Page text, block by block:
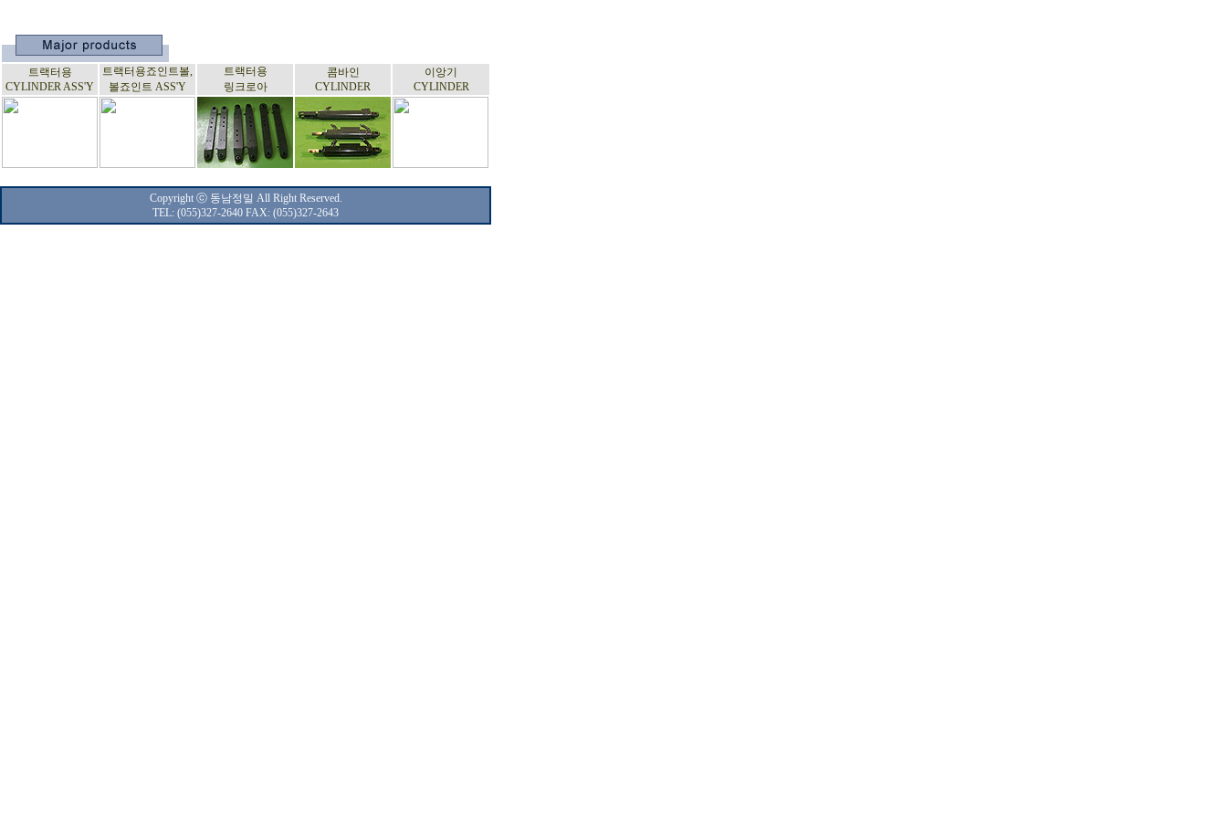
트랙터용
CYLINDER ASS'Y
트랙터용죠인트볼,
볼죠인트 ASS'Y
트랙터용
링크로아
콤바인
CYLINDER
이앙기
CYLINDER
Copyright ⓒ 동남정밀 All Right Reserved.
TEL: (055)327-2640 FAX: (055)327-2643